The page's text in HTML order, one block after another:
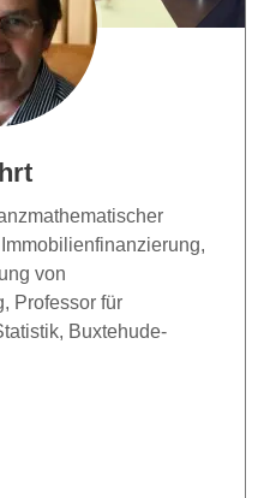
von
Professor für
Buxtehude-